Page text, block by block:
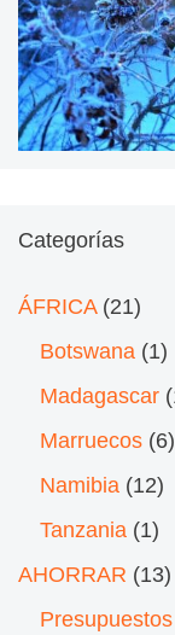
Categorías
ÁFRICA(21)
Botswana (1)
Madagascar
Marruecos (6)
Namibia (12)
Tanzania (1)
AHORRAR (13)
Presupuestos